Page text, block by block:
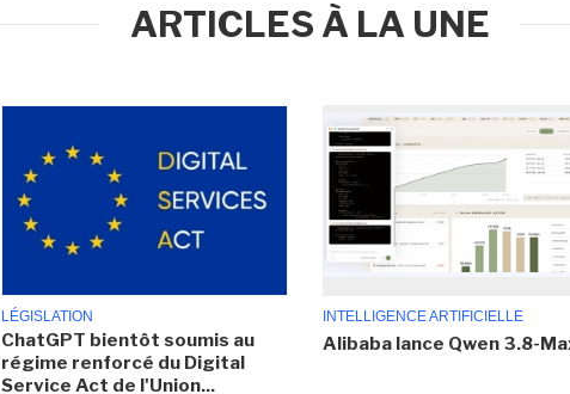
ARTICLES À LA UNE
LÉGISLATION
ChatGPT bientôt soumis au
régime renforcé du Digital
Service Act de l'Union...
INTELLIGENCE ARTIFICIELLE
Alibaba lance Qwen 3.8-